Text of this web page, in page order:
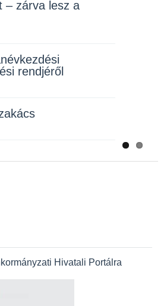
– zárva lesz a
rendjéről
Hivatali Portálra